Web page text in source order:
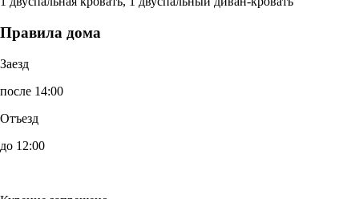
Правила дома
Заезд
после 14:00
Отъезд
до 12:00